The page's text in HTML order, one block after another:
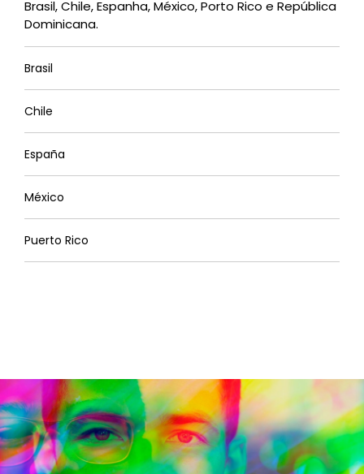
Brasil, Chile, Espanha, México, Porto Rico e República
Dominicana.
Brasil
Chile
España
México
Puerto Rico